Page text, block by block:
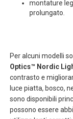
montature
prolungato.
Per alcuni modelli
Optics™ Nordic
contrasto e
luce piatta, bosco,
sono disponibili
possono essere